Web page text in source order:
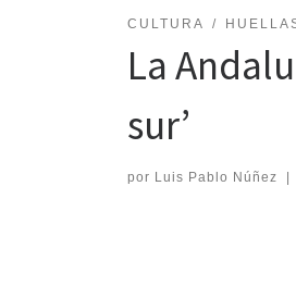
CULTURA
La
sur’
por Luis Pablo Núñez